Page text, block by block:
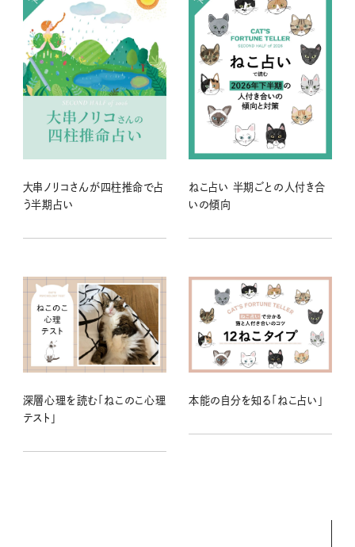
大串ノリコさんが四柱推命で占
う半期占い
ねこ占い 半期ごとの人付き合
いの傾向
深層心理を読む「ねこのこ心理
テスト」
本能の自分を知る「ねこ占い」